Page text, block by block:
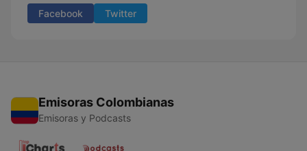
Facebook Twitter
Emisoras Colombianas
Emisoras y Podcasts